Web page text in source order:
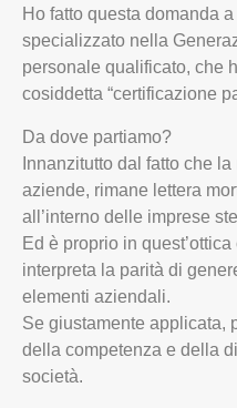
Ho fatto questa domanda
specializzato nella
personale qualificato, che
cosiddetta “certificazione
Da dove partiamo?
Innanzitutto dal fatto che
aziende, rimane lettera
all’interno delle imprese
Ed è proprio in
interpreta la parità di
elementi aziendali.
Se giustamente applicata,
della competenza e della
società.